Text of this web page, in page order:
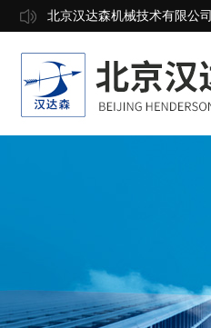
北京汉达森机械技术有限公司